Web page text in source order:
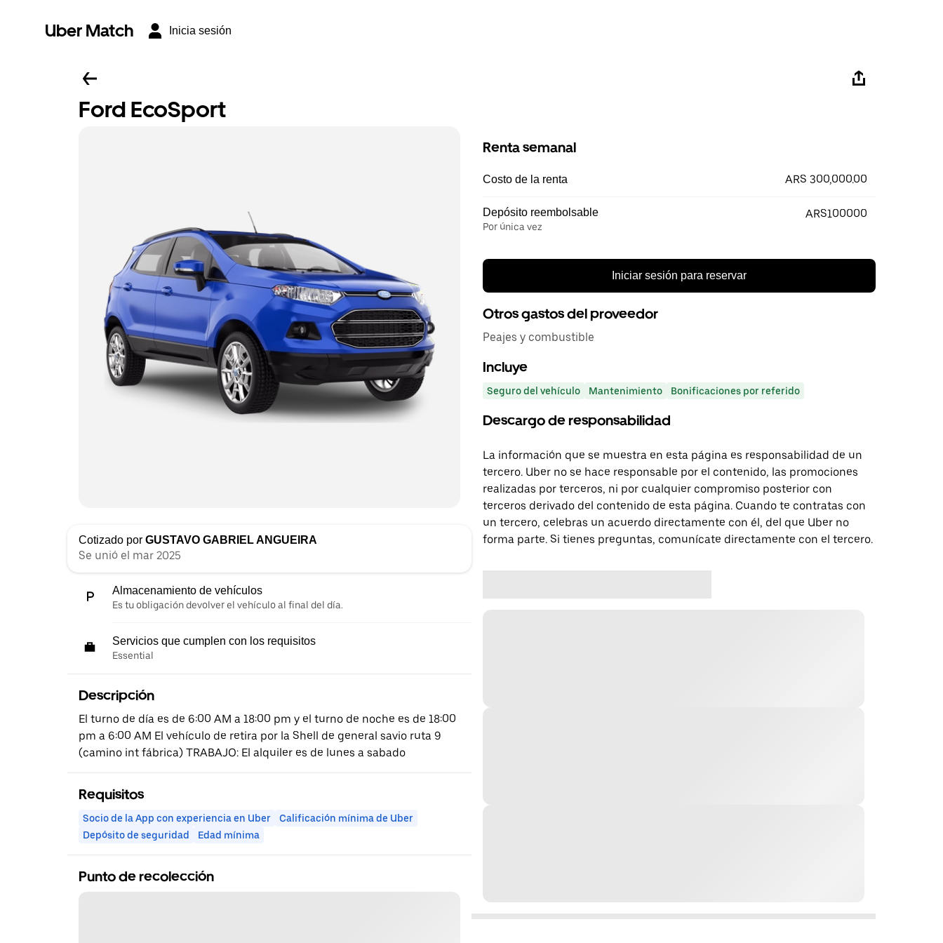
Uber Match Inicia sesión
Ford EcoSport
Cotizado por GUSTAVO GABRIEL ANGUEIRA
Se unió el mar 2025
Almacenamiento de vehículos
Es tu obligación devolver el vehículo al final del día.
Servicios que cumplen con los requisitos
Essential
Descripción
El turno de día es de 6:00 AM a 18:00 pm y el turno de noche es de 18:00
pm a 6:00 AM El vehículo de retira por la Shell de general savio ruta 9
(camino int fábrica) TRABAJO: El alquiler es de lunes a sabado
Requisitos
Socio de la App con experiencia en Uber
Calificación mínima de Uber
Depósito de seguridad
Edad mínima
Punto de recolección
Renta semanal
Costo de la renta ARS 300,000.00
Depósito reembolsable
Por única vez
ARS100000
Iniciar sesión para reservar
Otros gastos del proveedor
Peajes y combustible
Incluye
Seguro del vehículo Mantenimiento Bonificaciones por referido
Descargo de responsabilidad
La información que se muestra en esta página es responsabilidad de un
tercero. Uber no se hace responsable por el contenido, las promociones
realizadas por terceros, ni por cualquier compromiso posterior con
terceros derivado del contenido de esta página. Cuando te contratas con
un tercero, celebras un acuerdo directamente con él, del que Uber no
forma parte. Si tienes preguntas, comunícate directamente con el tercero.